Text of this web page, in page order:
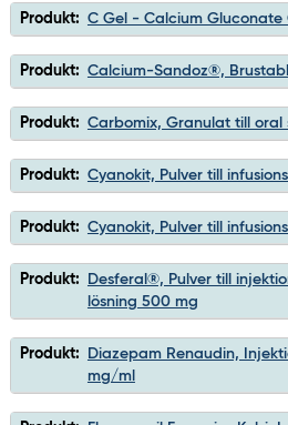
Produkt: C Gel - Calcium Gluconate
Produkt: Calcium-Sandoz®,
Produkt: Carbomix, Granulat till oral
Produkt: Cyanokit, Pulver till
Produkt: Cyanokit, Pulver till
Produkt:
Desferal®, Pulver till
lösning 500 mg
Produkt:
Diazepam Renaudin,
mg/ml